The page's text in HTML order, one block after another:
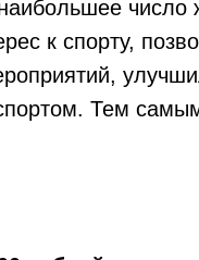
число
к спорту,
Тем